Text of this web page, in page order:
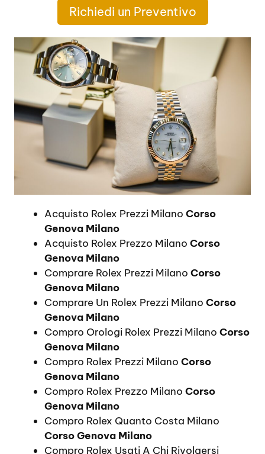
Richiedi un Preventivo
Acquisto Rolex Prezzi Milano Corso
Genova Milano
Acquisto Rolex Prezzo Milano Corso
Genova Milano
Comprare Rolex Prezzi Milano Corso
Genova Milano
Comprare Un Rolex Prezzi Milano Corso
Genova Milano
Compro Orologi Rolex Prezzi Milano Corso
Genova Milano
Compro Rolex Prezzi Milano Corso
Genova Milano
Compro Rolex Prezzo Milano Corso
Genova Milano
Compro Rolex Quanto Costa Milano
Corso Genova Milano
Compro Rolex Usati A Chi Rivolgersi